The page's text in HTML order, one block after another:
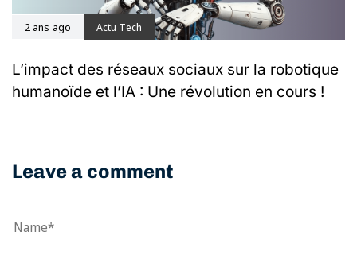
2 ans ago Actu Tech
L’impact des réseaux sociaux sur la robotique
humanoïde et l’IA : Une révolution en cours !
Leave a comment